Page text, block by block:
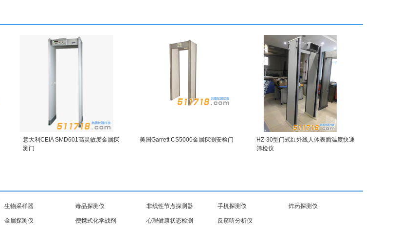
意大利CEIA SMD601高灵敏度金属探
测门
美国Garrett CS5000金属探测安检门
HZ-30型门式红外线人体表面温度快速
筛检仪
生物采样器 毒品探测仪 非线性节点探测器 手机探测仪 炸药探测仪
金属探测仪 便携式化学战剂 心理健康状态检测 反窃听分析仪